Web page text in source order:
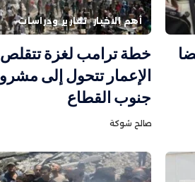
78 مريضا
أهم الاخبار تقارير ودراسات
خطة ترامب لغزة
الإعمار تتحول إلى
جنوب القطاع
صالح شوكة